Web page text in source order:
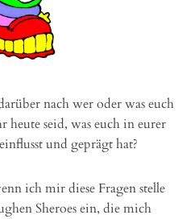
nach wer oder was euch
heute seid, was euch in eurer
und geprägt hat?
ich mir diese Fragen stelle
Sheroes ein, die mich